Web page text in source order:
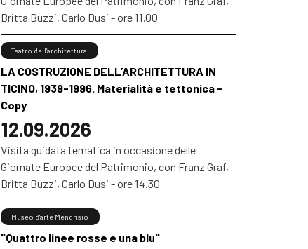
Britta Buzzi, Carlo Dusi - ore 11.00
LA COSTRUZIONE DELL’ARCHITETTURA IN
TICINO, 1939-1996. Materialità e tettonica -
Copy
12.09.2026
Teatro dell’architettura
Visita guidata tematica in occasione delle
Giornate Europee del Patrimonio, con Franz Graf,
Britta Buzzi, Carlo Dusi - ore 14.30
"Quattro linee rosse e una blu"
Museo d’arte Mendrisio